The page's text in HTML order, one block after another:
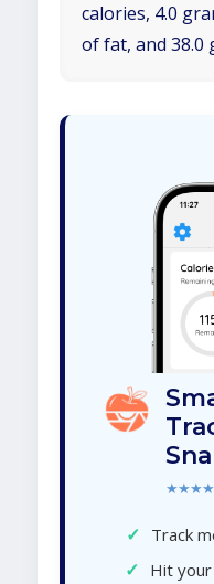
calories, 4.0
of fat, and 38.0
✓ Track
✓ Hit